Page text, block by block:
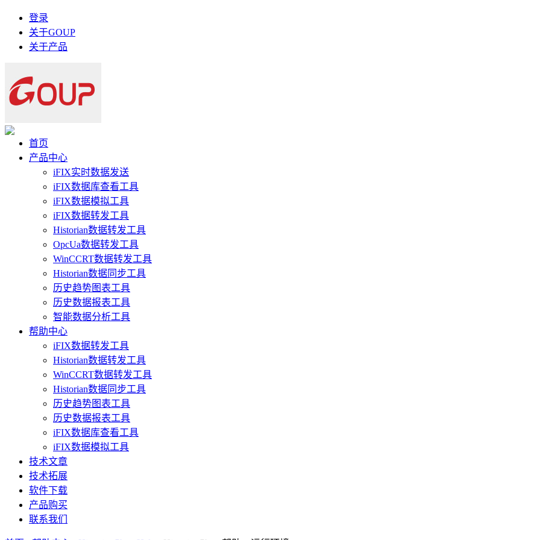
登录
关于GOUP
关于产品
首页
产品中心
iFIX实时数据发送
iFIX数据库查看工具
iFIX数据模拟工具
iFIX数据转发工具
Historian数据转发工具
OpcUa数据转发工具
WinCCRT数据转发工具
Historian数据同步工具
历史趋势图表工具
历史数据报表工具
智能数据分析工具
帮助中心
iFIX数据转发工具
Historian数据转发工具
WinCCRT数据转发工具
Historian数据同步工具
历史趋势图表工具
历史数据报表工具
iFIX数据库查看工具
iFIX数据模拟工具
技术文章
技术拓展
软件下载
产品购买
联系我们